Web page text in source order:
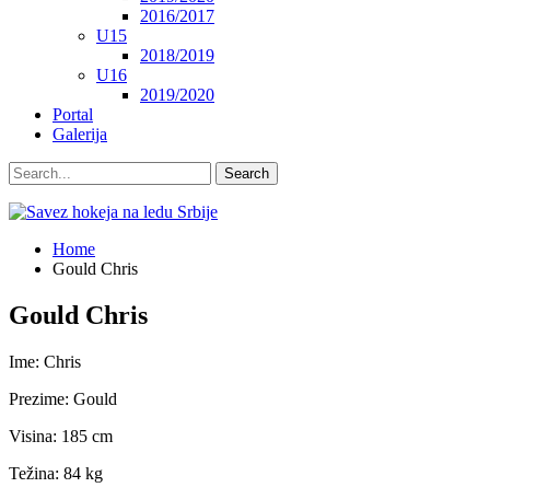
2016/2017
U15
2018/2019
U16
2019/2020
Portal
Galerija
Home
Gould Chris
Gould Chris
Ime: Chris
Prezime: Gould
Visina: 185 cm
Težina: 84 kg